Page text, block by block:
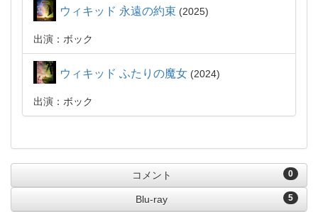
ウィキッド 永遠の約束 2025
出演：ボック
ウィキッド ふたりの魔女 2024
出演：ボック
0
コメント
5
Blu-ray